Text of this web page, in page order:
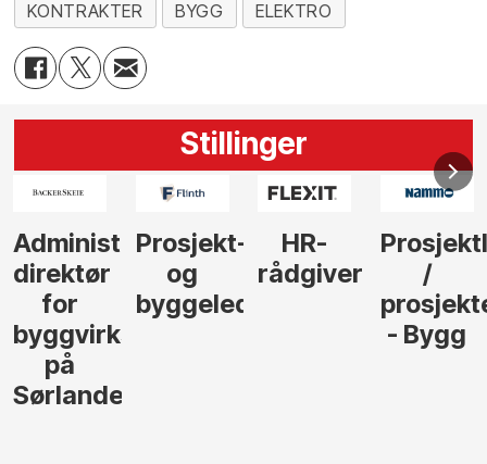
KONTRAKTER BYGG ELEKTRO
Stillinger
Administrerende
direktør
for
byggvirksomhet
på
Sørlandet
Prosjekt-
og
byggeleder
HR-
rådgiver
/
- Bygg